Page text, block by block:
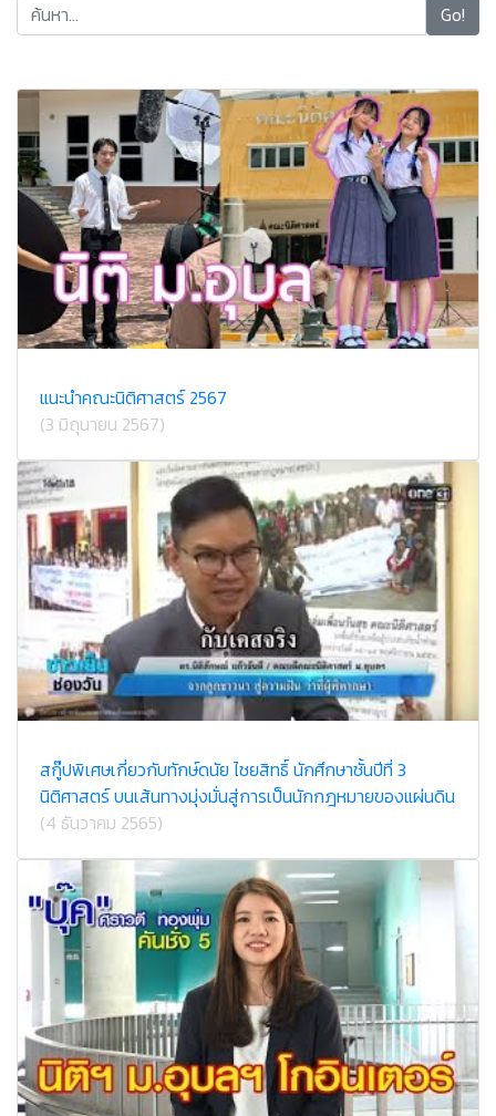
Go!
แนะนำคณะนิติศาสตร์ 2567
(3 มิถุนายน 2567)
สกู๊ปพิเศษเกี่ยวกับทักษ์ดนัย ไชยสิทธิ์ นักศึกษาชั้นปีที่ 3
นิติศาสตร์ บนเส้นทางมุ่งมั่นสู่การเป็นนักกฎหมายของแผ่นดิน
(4 ธันวาคม 2565)